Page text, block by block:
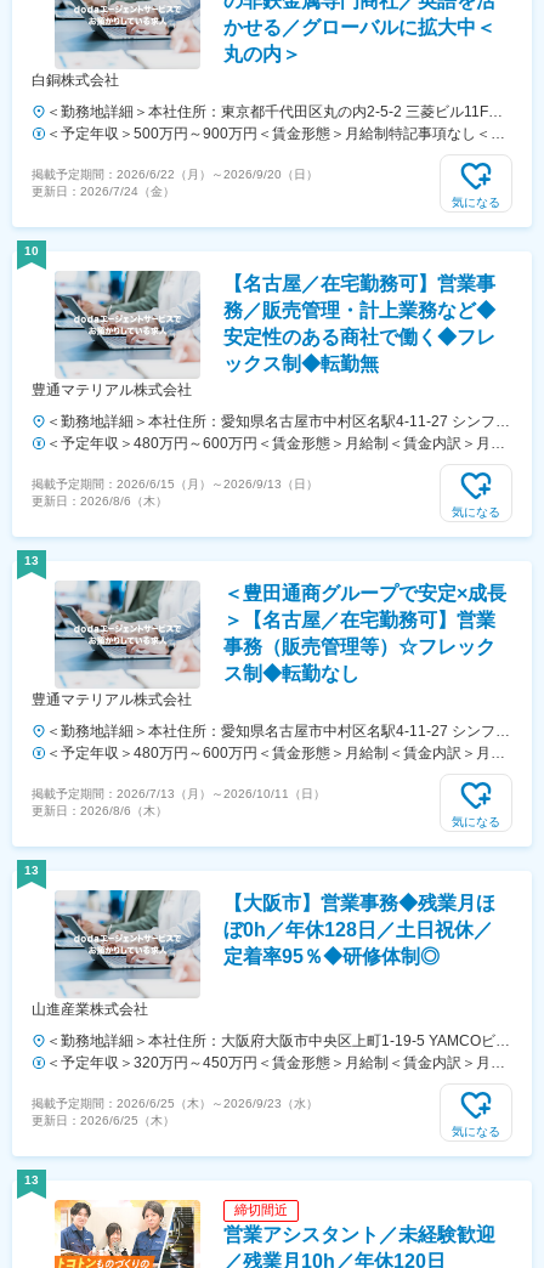
かせる／グローバルに拡大中＜
丸の内＞
白銅株式会社
＜勤務地詳細＞本社住所：東京都千代田区丸の内2-5-2 三菱ビル11F勤
務地最寄駅：JR各線、東京メトロ丸の内線／東京駅受動喫煙対策：屋
＜予定年収＞500万円～900万円＜賃金形態＞月給制特記事項なし＜賃
金内訳＞月額（基本給）：280,000円～400,000円＜月給＞280,000円
～400,000円＜昇給有無＞有＜残業手当＞有＜給与補足＞※経験、能力
を考慮の上、規定により決定します。・賞与：年2回(7、12月) ・通勤
す。
掲載予定期間： 2026/6/22（月） ～2026/9/20（日）
更新日： 2026/7/24（金）
気になる
10
【名古屋／在宅勤務可】営業事
務／販売管理・計上業務など◆
安定性のある商社で働く◆フレ
ックス制◆転勤無
豊通マテリアル株式会社
＜勤務地詳細＞本社住所：愛知県名古屋市中村区名駅4-11-27 シンフォ
ニー豊田ビル14F勤務地最寄駅：JR東海道本線／名古屋駅受動喫煙対
策：屋内全面禁煙変更の範囲：会社の定める事業所（リモートワーク含
む）
＜予定年収＞480万円～600万円＜賃金形態＞月給制＜賃金内訳＞月額
（基本給）：228,700円～250,000円その他固定手当/月：3,000円＜月
給＞231,700円～253,000円＜昇給有無＞有＜残業手当＞有＜給与補足
＞※経験やスキルを考慮して決定します。■賞与実績：年2回■昇給：年1
掲載予定期間： 2026/6/15（月） ～2026/9/13（日）
更新日： 2026/8/6（木）
気になる
13
＜豊田通商グループで安定×成長
＞【名古屋／在宅勤務可】営業
事務（販売管理等）☆フレック
ス制◆転勤なし
豊通マテリアル株式会社
＜勤務地詳細＞本社住所：愛知県名古屋市中村区名駅4-11-27 シンフォ
ニー豊田ビル14F勤務地最寄駅：JR東海道本線／名古屋駅受動喫煙対
策：屋内全面禁煙変更の範囲：会社の定める事業所（リモートワーク含
む）
＜予定年収＞480万円～600万円＜賃金形態＞月給制＜賃金内訳＞月額
（基本給）：228,700円～250,000円その他固定手当/月：3,000円＜月
給＞231,700円～253,000円＜昇給有無＞有＜残業手当＞有＜給与補足
＞※経験やスキルを考慮して決定します。■賞与実績：年2回■昇給：年1
掲載予定期間： 2026/7/13（月） ～2026/10/11（日）
更新日： 2026/8/6（木）
気になる
13
【大阪市】営業事務◆残業月ほ
ぼ0h／年休128日／土日祝休／
定着率95％◆研修体制◎
山進産業株式会社
＜勤務地詳細＞本社住所：大阪府大阪市中央区上町1-19-5 YAMCOビル
勤務地最寄駅：各線／谷町六丁目駅受動喫煙対策：屋内全面禁煙変更の
＜予定年収＞320万円～450万円＜賃金形態＞月給制＜賃金内訳＞月額
（基本給）：200,000円～240,000円＜月給＞200,000円～240,000円＜
昇給有無＞有＜残業手当＞有＜給与補足＞※年齢、経験などを考慮して
決定します。※資格、スキル等に応じ優遇します。■昇給：年1回（4
ます。月給(月額)は固定手当を含めた表記です。
掲載予定期間： 2026/6/25（木） ～2026/9/23（水）
更新日： 2026/6/25（木）
気になる
13
締切間近
営業アシスタント／未経験歓迎
／残業月10h／年休120日